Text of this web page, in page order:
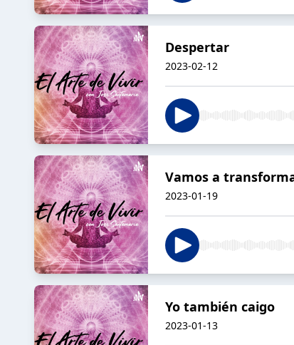
Despertar
2023-02-12
Vamos a
2023-01-19
Yo también caigo
2023-01-13